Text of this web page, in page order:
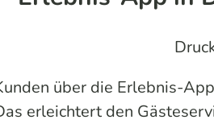
über die Erlebnis-
erleichtert den